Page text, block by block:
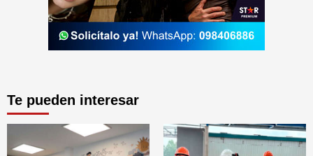
Te pueden interesar